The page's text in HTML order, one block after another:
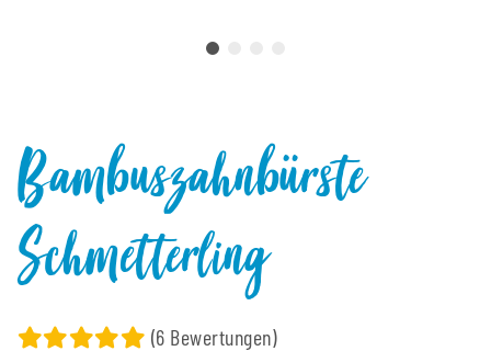
Bambuszahnbürste
Schmetterling
(6 Bewertungen)